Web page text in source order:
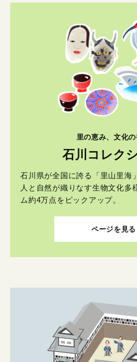
里の恵み、文化の
石川コレク
石川県が全国に誇る「里山里海
人と自然が織りなす生物文化多
ム約4万点をピックアップ。
ページを見る